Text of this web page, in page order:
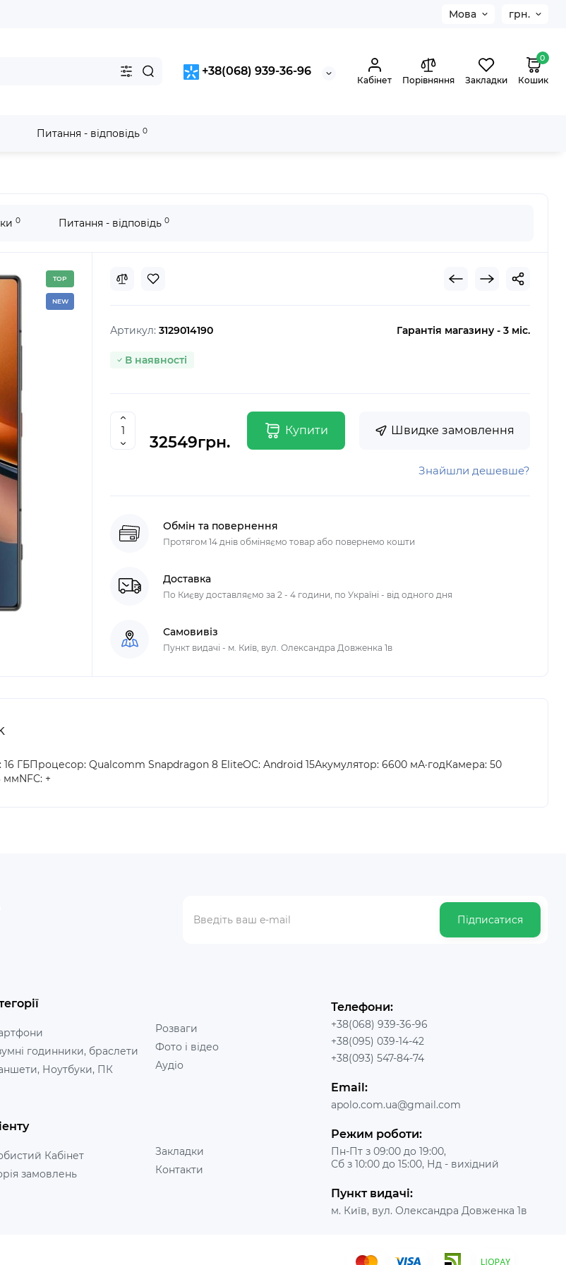
Мова грн.
+38(068) 939-36-96
Кабінет Порівняння Закладки
0
Кошик
Питання - відповідь 0
0 Питання - відповідь 0
TOP
NEW
Артикул: 3129014190
В наявності
Гарантія магазину - 3 міс.
32549грн.
Купити Швидке замовлення
Знайшли дешевше?
Обмін та повернення
Протягом 14 днів обміняємо товар або повернемо кошти
Доставка
По Києву доставляємо за 2 - 4 години, по Україні - від одного дня
Самовивіз
Пункт видачі - м. Київ, вул. Олександра Довженка 1в
16 ГБПроцесор: Qualcomm Snapdragon 8 EliteОС: Android 15Акумулятор: 6600 мА·годКамера: 50
ммNFC: +
Підписатися
годинники, браслети
Ноутбуки, ПК
Розваги
Фото і відео
Аудіо
Кабінет
замовлень
Закладки
Контакти
Телефони:
+38(068) 939-36-96
+38(095) 039-14-42
+38(093) 547-84-74
Email:
apolo.com.ua@gmail.com
Режим роботи:
Пн-Пт з 09:00 до 19:00,
Сб з 10:00 до 15:00, Нд - вихідний
Пункт видачі:
м. Київ, вул. Олександра Довженка 1в